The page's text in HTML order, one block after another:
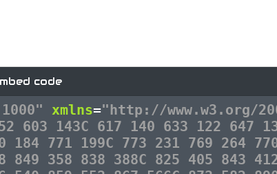
code
xmlns="http://www.w3.org/
603 143C 617 140 633 122 647
184 771 199C 773 231 769 264
849 358 838 388C 825 405 843